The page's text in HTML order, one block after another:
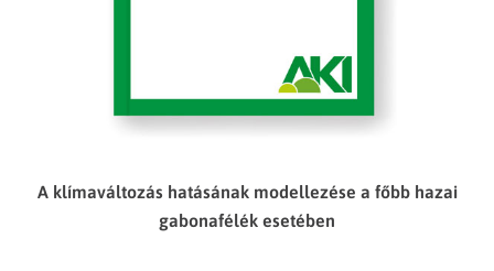
A klímaváltozás hatásának modellezése a főbb hazai
gabonafélék esetében